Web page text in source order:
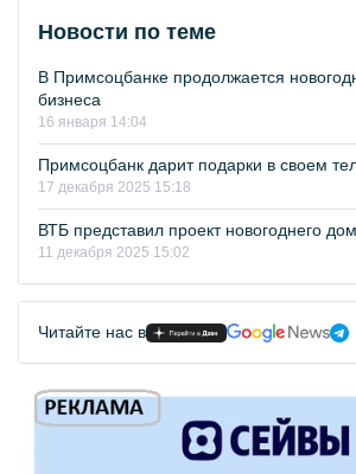
Новости по теме
В Примсоцбанке продолжается
бизнеса
16 января 14:04
Примсоцбанк дарит подарки в своем
17 декабря 2025 15:18
ВТБ представил проект новогоднего
11 декабря 2025 15:02
Читайте нас в